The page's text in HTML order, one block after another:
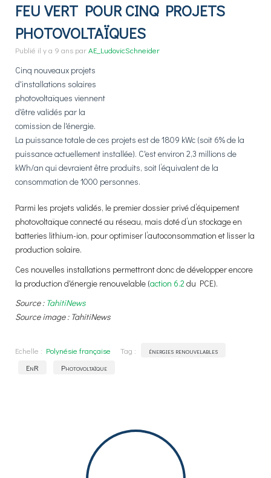
FEU VERT POUR CINQ PROJETS
PHOTOVOLTAÏQUES
Publié il y a 9 ans parAE_LudovicSchneider
Cinq nouveaux projets
d'installations solaires
photovoltaïques viennent
d'être validés par la
comission de l'énergie.
La puissance totale de ces projets est de 1809 kWc (soit 6% de la
puissance actuellement installée). C'est environ 2,3 millions de
kWh/an qui devraient être produits, soit l’équivalent de la
consommation de 1000 personnes.
Parmi les projets validés, le premier dossier privé d’équipement
photovoltaïque connecté au réseau, mais doté d’un stockage en
batteries lithium-ion, pour optimiser l’autoconsommation et lisser la
production solaire.
Ces nouvelles installations permettront donc de développer encore
la production d'énergie renouvelable (action 6.2 du PCE).
Source : TahitiNews
Source image : TahitiNews
Echelle : Polynésie française Tag :
énergies renouvelables
EnR
Photovoltaïque